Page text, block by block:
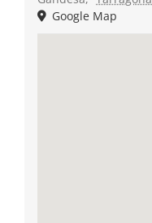
Google Map